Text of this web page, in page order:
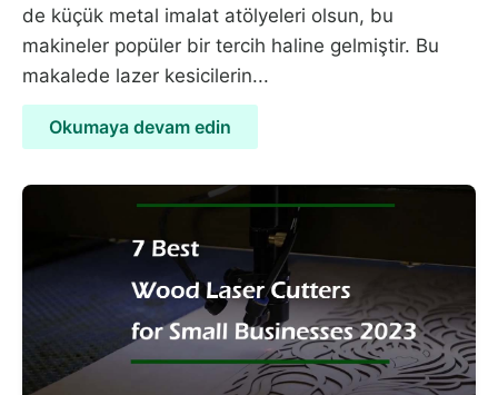
de küçük metal imalat atölyeleri olsun, bu
makineler popüler bir tercih haline gelmiştir. Bu
makalede lazer kesicilerin...
Okumaya devam edin